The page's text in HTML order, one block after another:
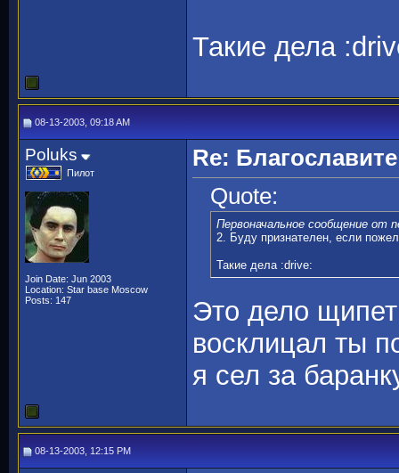
Такие дела
08-13-2003, 09:18 AM
Poluks
Пилот
Join Date: Jun 2003
Location: Star base Moscow
Posts: 147
Re:
Quote:
Первоначальное сообщение от
2. Буду признателен, если
Такие дела :drive:
Это дело
восклицал ты
я сел за
08-13-2003, 12:15 PM